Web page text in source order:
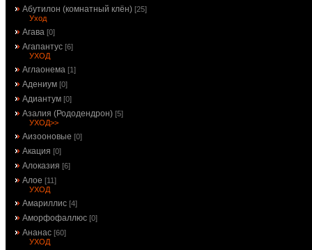
Абутилон (комнатный клён) [25]
Уход
Агава [0]
Агапантус [6]
УХОД
Аглаонема [1]
Адениум [0]
Адиантум [0]
Азалия (Рододендрон) [5]
УХОД>>
Аизооновые [0]
Акация [0]
Алоказия [6]
Алое [11]
УХОД
Амариллис [4]
Аморфофаллюс [0]
Ананас [60]
УХОД